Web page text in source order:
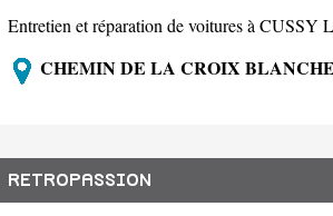
Entretien et réparation de voitures à CUSSY
CHEMIN DE LA CROIX BLANCHE
RETROPASSION